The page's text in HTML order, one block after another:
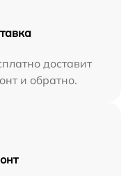
доставит
и обратно.